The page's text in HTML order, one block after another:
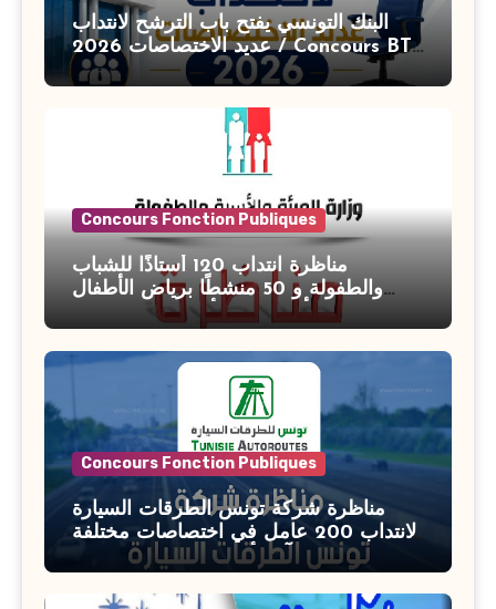
البنك التونسي يفتح باب الترشح لانتداب
عديد الاختصاصات 2026 / Concours BT
Banque de Tunisie 2026
Concours Fonction Publiques
مناظرة انتداب 120 أستاذًا للشباب
والطفولة و 50 منشطًا برياض الأطفال
بوزارة الأسرة والمرأة والطفولة وكبار
Concours Fonction Publiques
مناظرة شركة تونس الطرقات السيارة
لانتداب 200 عامل في اختصاصات مختلفة
آخر أجل : 21 جويلية 2026